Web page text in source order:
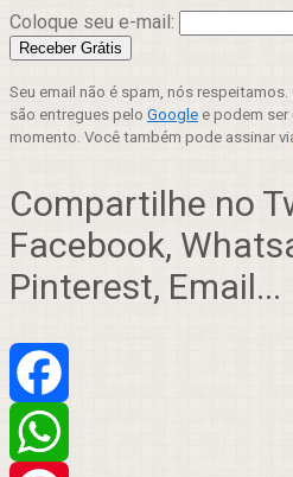
Coloque seu e-mail:
Seu email não é spam, nós
são entregues pelo Google e podem ser
momento. Você também pode assinar
Compartilhe no
Facebook,
Pinterest, Email...
Facebook